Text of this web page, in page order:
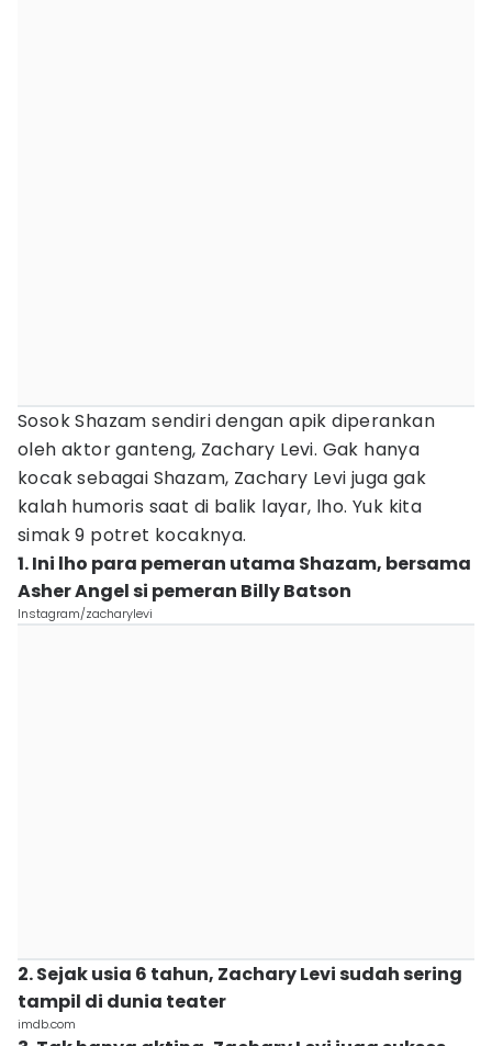
Sosok Shazam sendiri dengan apik diperankan
oleh aktor ganteng, Zachary Levi. Gak hanya
kocak sebagai Shazam, Zachary Levi juga gak
kalah humoris saat di balik layar, lho. Yuk kita
simak 9 potret kocaknya.
1. Ini lho para pemeran utama Shazam, bersama
Asher Angel si pemeran Billy Batson
Instagram/zacharylevi
2. Sejak usia 6 tahun, Zachary Levi sudah sering
tampil di dunia teater
imdb.com